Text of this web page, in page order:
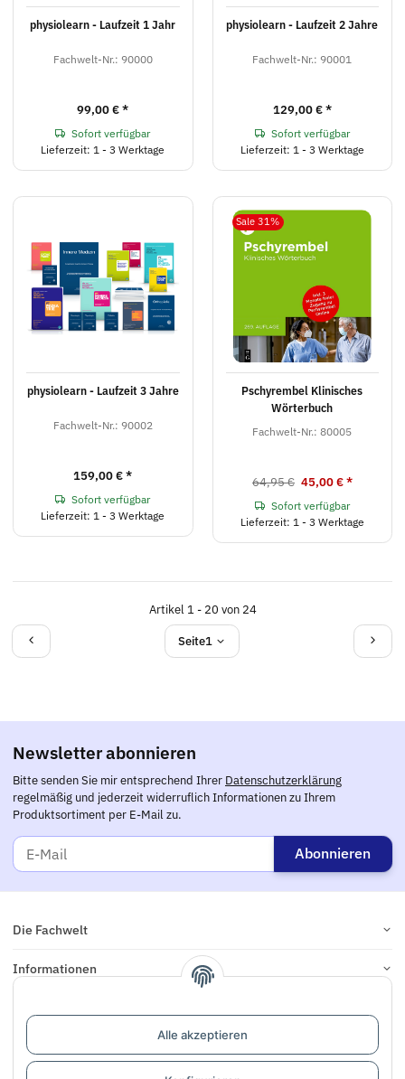
Alle akzeptieren
physiolearn - Laufzeit 1 Jahr
Fachwelt-Nr.: 90000
99,00 €*
Sofort verfügbar
Lieferzeit: 1 - 3 Werktage
physiolearn - Laufzeit 2 Jahre
Fachwelt-Nr.: 90001
129,00 €*
Sofort verfügbar
Lieferzeit: 1 - 3 Werktage
physiolearn - Laufzeit 3 Jahre
Fachwelt-Nr.: 90002
159,00 €*
Sofort verfügbar
Lieferzeit: 1 - 3 Werktage
Sale 31%
Pschyrembel Klinisches
Wörterbuch
Fachwelt-Nr.: 80005
64,95 € 45,00 €*
Sofort verfügbar
Lieferzeit: 1 - 3 Werktage
Artikel 1 - 20 von 24
Seite1
Newsletter abonnieren
Bitte senden Sie mir entsprechend Ihrer Datenschutzerklärung
regelmäßig und jederzeit widerruflich Informationen zu Ihrem
Produktsortiment per E-Mail zu.
Abonnieren
Die Fachwelt
Informationen
Support / Dialogaufnahme